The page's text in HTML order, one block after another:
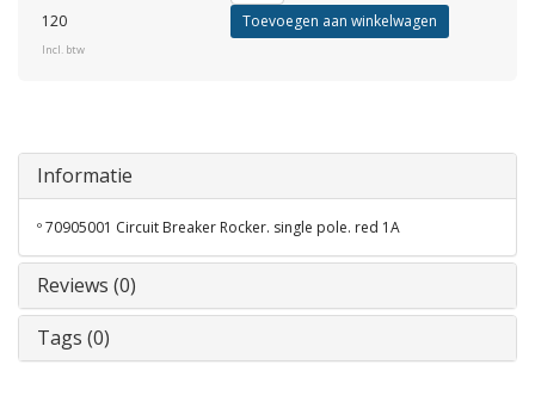
120
Incl. btw
Toevoegen aan winkelwagen
Informatie
º 70905001 Circuit Breaker Rocker. single pole. red 1A
Reviews (0)
Tags (0)